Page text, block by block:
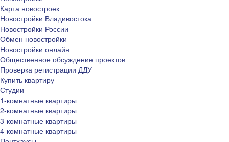
Карта новостроек
Новостройки Владивостока
Новостройки России
Обмен новостройки
Новостройки онлайн
Общественное обсуждение проектов
Проверка регистрации ДДУ
Купить квартиру
Студии
1-комнатные квартиры
2-комнатные квартиры
3-комнатные квартиры
4-комнатные квартиры